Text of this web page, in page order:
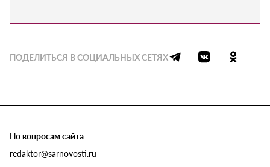
ПОДЕЛИТЬСЯ В СОЦИАЛЬНЫХ СЕТЯХ
По вопросам сайта
redaktor@sarnovosti.ru